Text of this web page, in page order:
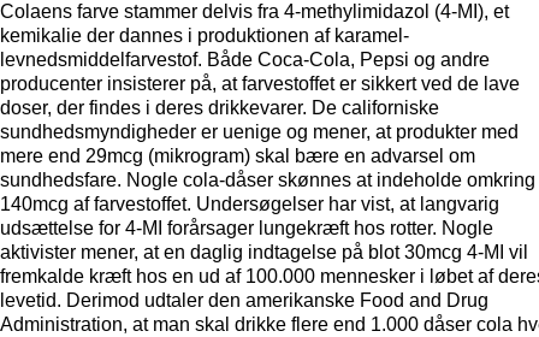
Colaens farve stammer delvis fra 4-methylimidazol (4-MI), et
kemikalie der dannes i produktionen af karamel-
levnedsmiddelfarvestof. Både Coca-Cola, Pepsi og andre
producenter insisterer på, at farvestoffet er sikkert ved de lave
doser, der findes i deres drikkevarer. De californiske
sundhedsmyndigheder er uenige og mener, at produkter med
mere end 29mcg (mikrogram) skal bære en advarsel om
sundhedsfare. Nogle cola-dåser skønnes at indeholde omkring
140mcg af farvestoffet. Undersøgelser har vist, at langvarig
udsættelse for 4-MI forårsager lungekræft hos rotter. Nogle
aktivister mener, at en daglig indtagelse på blot 30mcg 4-MI vil
fremkalde kræft hos en ud af 100.000 mennesker i løbet af
levetid. Derimod udtaler den amerikanske Food and Drug
Administration, at man skal drikke flere end 1.000 dåser cola